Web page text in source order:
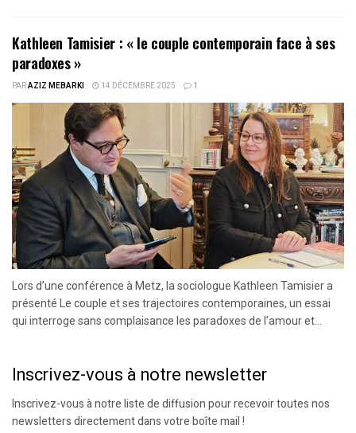
Kathleen Tamisier : « le couple contemporain face à ses
paradoxes »
PARAZIZ MEBARKI 14 DÉCEMBRE 2025 1
Lors d’une conférence à Metz, la sociologue Kathleen Tamisier a
présenté Le couple et ses trajectoires contemporaines, un essai
qui interroge sans complaisance les paradoxes de l’amour et...
Inscrivez-vous à notre newsletter
Inscrivez-vous à notre liste de diffusion pour recevoir toutes nos
newsletters directement dans votre boîte mail !